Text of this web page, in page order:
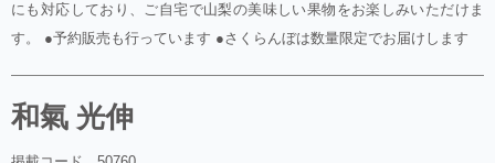
にも対応しており、ご自宅で山梨の美味しい果物をお楽しみいただけま
す。 ●予約販売も行っています ●さくらんぼは数量限定でお届けします
和氣 光伸